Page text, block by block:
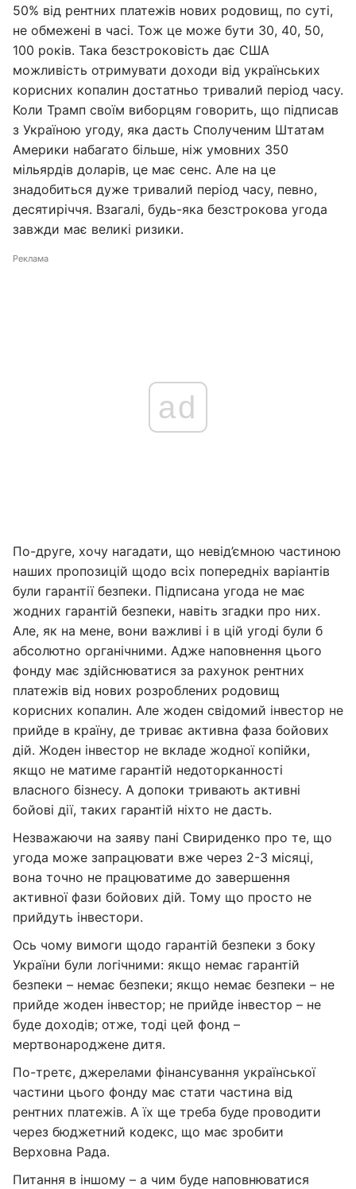
50% від рентних платежів нових родовищ, по суті,
не обмежені в часі. Тож це може бути 30, 40, 50,
100 років. Така безстроковість дає США
можливість отримувати доходи від українських
корисних копалин достатньо тривалий період часу.
Коли Трамп своїм виборцям говорить, що підписав
з Україною угоду, яка дасть Сполученим Штатам
Америки набагато більше, ніж умовних 350
мільярдів доларів, це має сенс. Але на це
знадобиться дуже тривалий період часу, певно,
десятиріччя. Взагалі, будь-яка безстрокова угода
завжди має великі ризики.
Реклама
ad
По-друге, хочу нагадати, що невід’ємною частиною
наших пропозицій щодо всіх попередніх варіантів
були гарантії безпеки. Підписана угода не має
жодних гарантій безпеки, навіть згадки про них.
Але, як на мене, вони важливі і в цій угоді були б
абсолютно органічними. Адже наповнення цього
фонду має здійснюватися за рахунок рентних
платежів від нових розроблених родовищ
корисних копалин. Але жоден свідомий інвестор не
прийде в країну, де триває активна фаза бойових
дій. Жоден інвестор не вкладе жодної копійки,
якщо не матиме гарантій недоторканності
власного бізнесу. А допоки тривають активні
бойові дії, таких гарантій ніхто не дасть.
Незважаючи на заяву пані Свириденко про те, що
угода може запрацювати вже через 2-3 місяці,
вона точно не працюватиме до завершення
активної фази бойових дій. Тому що просто не
прийдуть інвестори.
Ось чому вимоги щодо гарантій безпеки з боку
України були логічними: якщо немає гарантій
безпеки – немає безпеки; якщо немає безпеки – не
прийде жоден інвестор; не прийде інвестор – не
буде доходів; отже, тоді цей фонд –
мертвонароджене дитя.
По-третє, джерелами фінансування української
частини цього фонду має стати частина від
рентних платежів. А їх ще треба буде проводити
через бюджетний кодекс, що має зробити
Верховна Рада.
Питання в іншому – а чим буде наповнюватися